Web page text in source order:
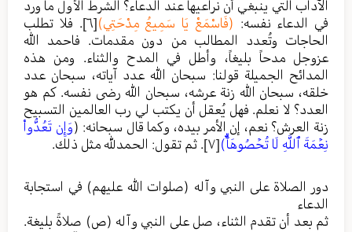
الآداب التي ينبغي أن نراعيها عند الدعاء؟ الشرط الأول ما ورد
في الدعاء نفسه: (فَاسْمَعْ يَا سَمِيعُ مِدْحَتِي)[٦]
. فلا تطلب
الحاجات وتُعدد المطالب من دون مقدمات. فاحمد الله
عزوجل مدحاً بليغاً، وأطل في المدح والثناء. ومن هذه
المدائح الجميلة قولنا: سبحان الله عدد آياته، سبحان عدد
خلقه، سبحان الله زنة عرشه، سبحان الله رضى نفسه. كم هو
العدد؟ لا نعلم. فهل يُعقل أن يكتب لي رب العالمين التسبيح
زنة العرش؟ نعم، إن الأمر بيده، وكما قال سبحانه: (وَإِن تَعُدُّواْ
نِعۡمَةَ ٱللَّهِ لَا تُحۡصُوهَآۗ)[٧] . ثم تقول: الحمدلله مثل ذلك.
دور الصلاة على النبي وآله (صلوات الله عليهم) في استجابة
الدعاء
ثم بعد أن تقدم الثناء، صل على النبي وآله (ص) صلاةً بليغة.